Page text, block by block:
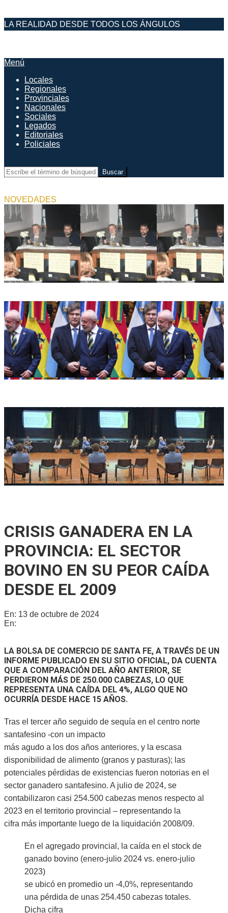
Saltar
al
LA REALIDAD DESDE TODOS LOS ÁNGULOS
Menú
navegación
principal
Menú
Locales
Regionales
Provinciales
Nacionales
Sociales
Legados
Editoriales
Policiales
Buscar
NOVEDADES
CRISIS GANADERA EN LA
PROVINCIA: EL SECTOR
BOVINO EN SU PEOR CAÍDA
DESDE EL 2009
En: 13 de octubre de 2024
En:
LA BOLSA DE COMERCIO DE SANTA FE, A TRAVÉS DE UN
INFORME PUBLICADO EN SU SITIO OFICIAL, DA CUENTA
QUE A COMPARACIÓN DEL AÑO ANTERIOR, SE
PERDIERON MÁS DE 250.000 CABEZAS, LO QUE
REPRESENTA UNA CAÍDA DEL 4%, ALGO QUE NO
OCURRÍA DESDE HACE 15 AÑOS.
Tras el tercer año seguido de sequía en el centro norte
santafesino -con un impacto
más agudo a los dos años anteriores, y la escasa
disponibilidad de alimento (granos y pasturas); las
potenciales pérdidas de existencias fueron notorias en el
sector ganadero santafesino. A julio de 2024, se
contabilizaron casi 254.500 cabezas menos respecto al
2023 en el territorio provincial – representando la
cifra más importante luego de la liquidación 2008/09.
En el agregado provincial, la caída en el stock de
ganado bovino (enero-julio 2024 vs. enero-julio
2023)
se ubicó en promedio un -4,0%, representando
una pérdida de unas 254.450 cabezas totales.
Dicha cifra